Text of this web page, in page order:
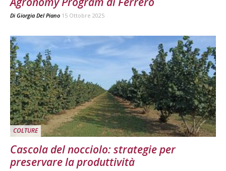
Di Giorgia Del Piano 15 Ottobre 2025
COLTURE
Cascola del nocciolo: strategie per
preservare la produttività